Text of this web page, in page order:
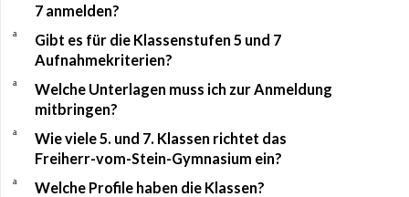
7 anmelden?
a
Gibt es für die Klassenstufen 5 und 7
Aufnahmekriterien?
a
Welche Unterlagen muss ich zur Anmeldung
mitbringen?
a
Wie viele 5. und 7. Klassen richtet das
Freiherr-vom-Stein-Gymnasium ein?
a Welche Profile haben die Klassen?